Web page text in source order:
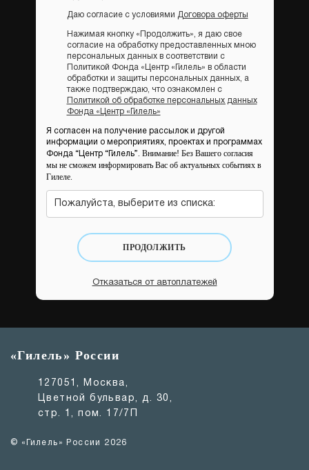
Даю согласие с условиями Договора оферты
Нажимая кнопку «Продолжить», я даю свое
согласие на обработку предоставленных мною
персональных данных в соответствии с
Политикой Фонда «Центр «Гилель» в области
обработки и защиты персональных данных, а
также подтверждаю, что ознакомлен с
Политикой об обработке персональных данных
Фонда «Центр «Гилель»
Я согласен на получение рассылок и другой
информации о мероприятиях, проектах и программах
Фонда “Центр “Гилель”. Внимание! Без Вашего согласия
мы не сможем информировать Вас об актуальных событиях в
Гилеле.
Пожалуйста, выберите из списка:
ПРОДОЛЖИТЬ
Отказаться от автоплатежей
«Гилель» России
127051, Москва,
Цветной бульвар, д. 30,
стр. 1, пом. 17/7П
© «Гилель» России 2026